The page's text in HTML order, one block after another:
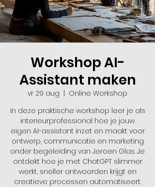
Workshop AI-
Assistant maken
vr 29 aug
Online Workshop
In deze praktische workshop leer je als
interieurprofessional hoe je jouw
eigen AI-assistant inzet en maakt voor
ontwerp, communicatie en marketing
onder begeleiding van Jeroen Glas. Je
ontdekt hoe je met ChatGPT slimmer
werkt, sneller antwoorden krijgt en
creatieve processen automatiseert.